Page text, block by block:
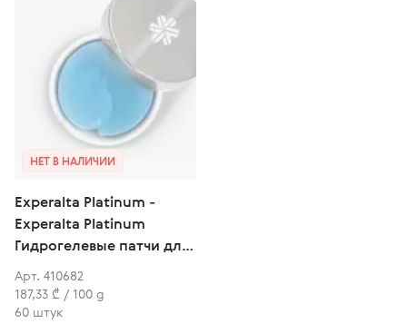
НЕТ В НАЛИЧИИ
Experalta Platinum -
Experalta Platinum
Гидрогелевые патчи для
кожи вокруг глаз
Арт. 410682
187,33 ₾ / 100 g
60 штук